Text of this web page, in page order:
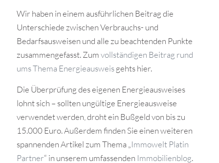
Wir haben in einem ausführlichen Beitrag die
Unterschiede zwischen Verbrauchs- und
Bedarfsausweisen und alle zu beachtenden Punkte
zusammengefasst. Zumvollständigen Beitrag rund
ums Thema Energieausweisgehts hier.
Die Überprüfung des eigenen Energieausweises
lohnt sich – sollten ungültige Energieausweise
verwendet werden, droht ein Bußgeld von bis zu
15.000 Euro. Außerdem finden Sie einen weiteren
spannenden Artikel zum Thema „Immowelt Platin
Partner“ in unserem umfassenden Immobilienblog.